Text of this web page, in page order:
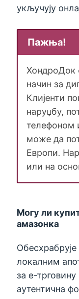
укључују
Пажња!
ХондроДок
начин за
Клијенти
наруџбу,
телефоном
може да
Европи.
или на
Могу ли
амазонка
локалним
за е-трговину
аутентична